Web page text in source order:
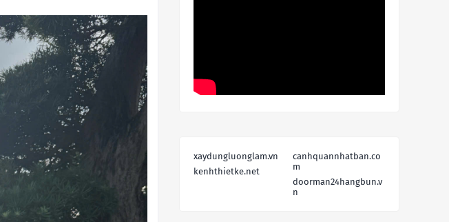
xaydungluonglam.vn
canhquannhatban.co
m
kenhthietke.net
doorman24hangbun.v
n